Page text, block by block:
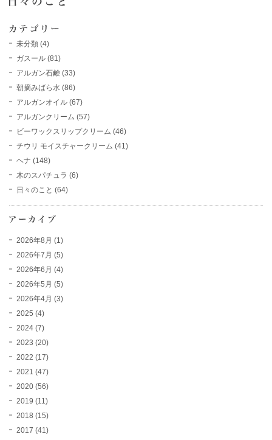
未分類 (4)
ガスール (81)
アルガン石鹸 (33)
朝摘みばら水 (86)
アルガンオイル (67)
アルガンクリーム (57)
ビーワックスリップクリーム (46)
チウリ モイスチャークリーム (41)
ヘナ (148)
木のスパチュラ (6)
日々のこと (64)
2026年8月 (1)
2026年7月 (5)
2026年6月 (4)
2026年5月 (5)
2026年4月 (3)
2025 (4)
2024 (7)
2023 (20)
2022 (17)
2021 (47)
2020 (56)
2019 (11)
2018 (15)
2017 (41)